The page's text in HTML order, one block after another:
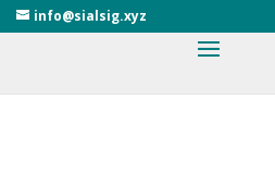
info@sialsig.xyz